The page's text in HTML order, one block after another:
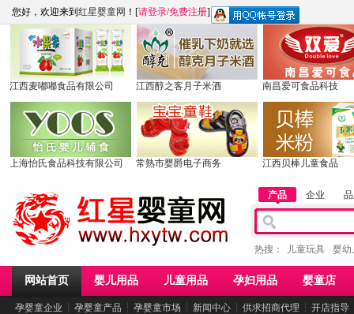
您好，欢迎来到 红星婴童网 ！[请登录/免费注册]
江西麦嘟嘟食品有限公司 江西醇之客月子米酒 南昌爱可食品科技
上海怡氏食品科技有限公司 常熟市婴爵电子商务 江西贝棒儿童食品
产品 企业
热搜： 儿童玩具 婴幼
网站首页 婴儿用品 儿童用品 孕妇用品 婴童店
孕婴童企业 ┆ 孕婴童产品 ┆ 孕婴童市场 ┆ 新闻中心 ┆ 供求招商代理 ┆ 开店指导